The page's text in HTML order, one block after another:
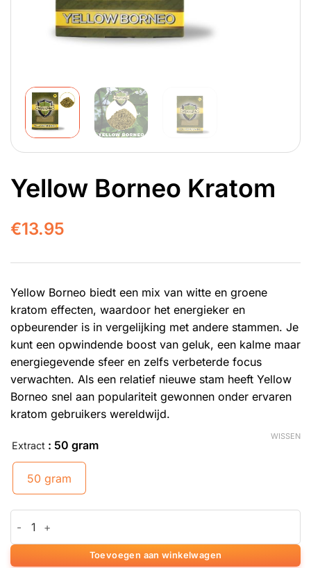
Yellow Borneo Kratom
€13.95
Yellow Borneo biedt een mix van witte en groene
kratom effecten, waardoor het energieker en
opbeurender is in vergelijking met andere stammen. Je
kunt een opwindende boost van geluk, een kalme maar
energiegevende sfeer en zelfs verbeterde focus
verwachten. Als een relatief nieuwe stam heeft Yellow
Borneo snel aan populariteit gewonnen onder ervaren
kratom gebruikers wereldwijd.
Extract : 50 gram
50 gram
WISSEN
Toevoegen aan winkelwagen